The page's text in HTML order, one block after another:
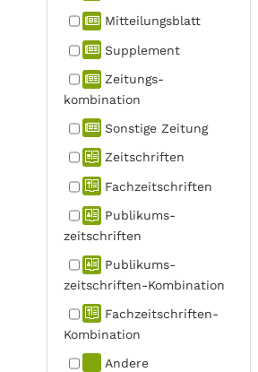
Mitteilungs­blatt
Supplement
Zeitungs­
kombination
Sonstige Zeitung
Zeitschriften
Fachzeit­schriften
Publikums­
zeitschriften
Publikums­
zeitschriften-Kombination
Fachzeit­schriften-
Kombination
Andere